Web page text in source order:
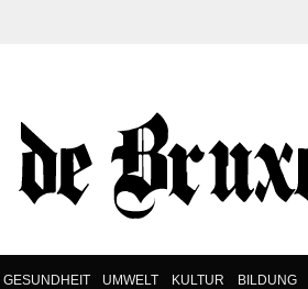
GESUNDHEIT UMWELT KULTUR BILDUNG